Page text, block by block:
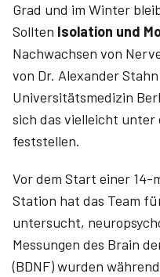
Grad und im Winter
Sollten Isolation und
Nachwachsen von
von Dr. Alexander
Universitätsmedizin
sich das vielleicht unter
feststellen.
Vor dem Start einer 14-
Station hat das Team
untersucht,
Messungen des Brain
(BDNF) wurden